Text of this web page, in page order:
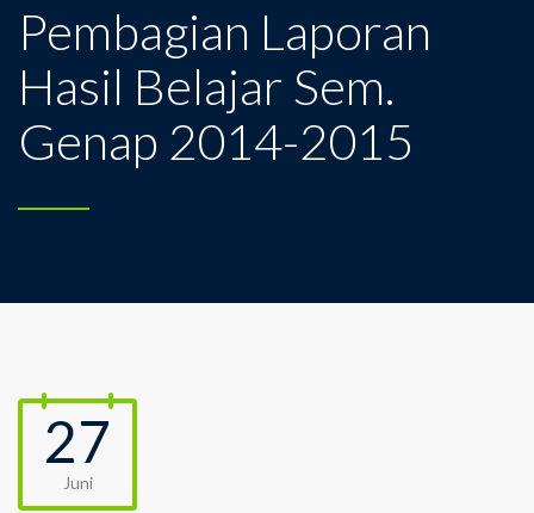
Pembagian Laporan
Hasil Belajar Sem.
Genap 2014-2015
27
Juni